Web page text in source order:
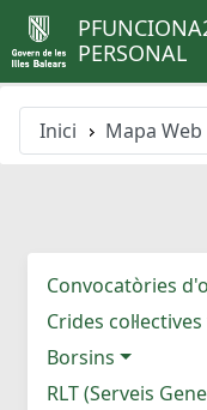
PERSONAL
Inici Mapa Web
Convocatòries
Crides col·lectives
Borsins
RLT (Serveis